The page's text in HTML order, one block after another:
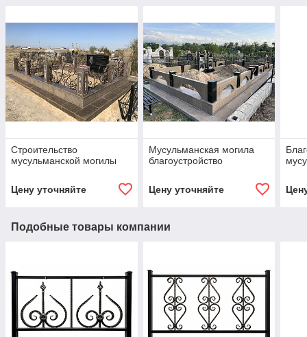
Строительство
мусульманской могилы
Цену уточняйте
Мусульманская могила
благоустройство
Цену уточняйте
Подобные товары компании